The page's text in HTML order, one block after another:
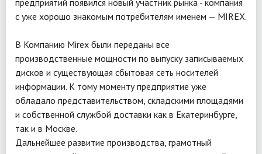
предприятий появился новый участник рынка - компания
с уже хорошо знакомым потребителям именем — MIREX.
В Компанию Mirex были переданы все
производственные мощности по выпуску записываемых
дисков и существующая сбытовая сеть носителей
информации. К тому моменту предприятие уже
обладало представительством, складскими площадями
и собственной службой доставки как в Екатеринбурге,
так и в Москве.
Дальнейшее развитие производства, грамотный